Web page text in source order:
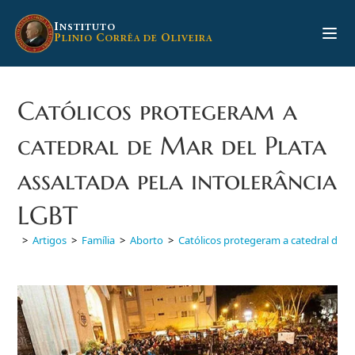
para
INSTITUTO
PLINIO CORRÊA DE OLIVEIRA
Católicos protegeram a
catedral de Mar del Plata
assaltada pela intolerância
LGBT
> Artigos > Família > Aborto > Católicos protegeram a catedral de